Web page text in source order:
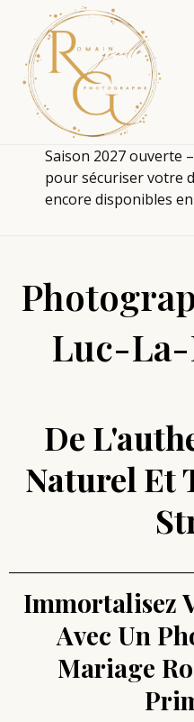
contenu
Saison 2027 ouverte
pour sécuriser votre
encore disponibles en
Luc-
De
Naturel Et
Immortalisez
Avec Un
Mariage